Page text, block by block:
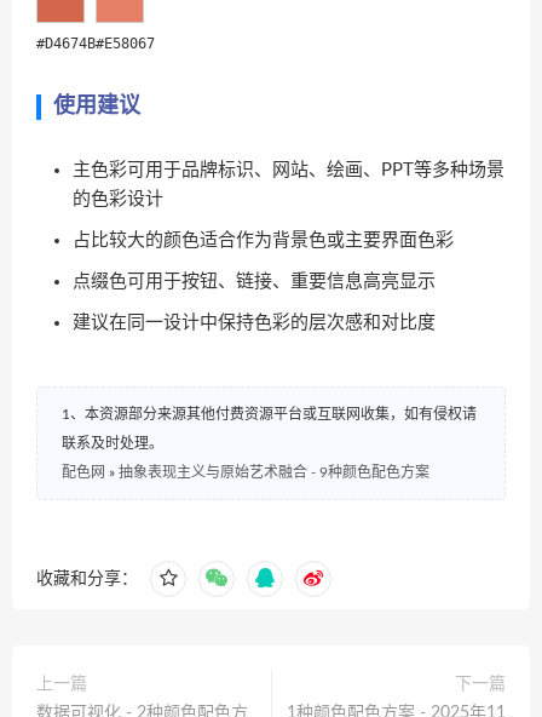
#D4674B#E58067
使用建议
主色彩可用于品牌标识、网站、绘画、PPT等多种场景
的色彩设计
占比较大的颜色适合作为背景色或主要界面色彩
点缀色可用于按钮、链接、重要信息高亮显示
建议在同一设计中保持色彩的层次感和对比度
1、本资源部分来源其他付费资源平台或互联网收集，如有侵权请
联系及时处理。
配色网 » 抽象表现主义与原始艺术融合 - 9种颜色配色方案
收藏和分享：
上一篇
数据可视化 - 2种颜色配色方
下一篇
1种颜色配色方案 - 2025年11